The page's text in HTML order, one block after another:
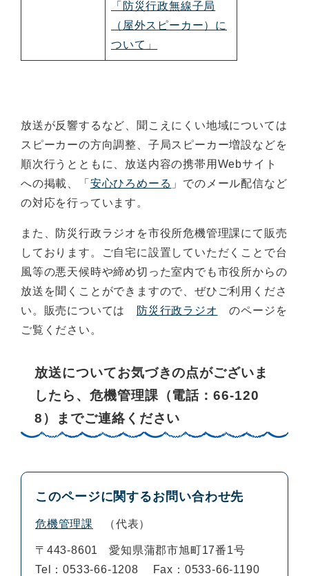
「防災行政無線子局
（屋外スピーカー）に
ついて」
放送が反響するなど、聞こえにくい地域については
スピーカーの方向調整、子局スピーカー増設などを
順次行うとともに、放送内容の携帯用Webサイト
への掲載、「 安心ひろめーる 」でのメール配信など
の対応を行っています。
また、防災行政ラジオを市役所危機管理課にて販売
しております。ご自宅に設置していただくことで台
風等の悪天候時や締め切った室内でも市役所からの
放送を聞くことができますので、ぜひご利用くださ
い。販売については
防災行政ラジオ のページを
ご覧ください。
放送についてお気づきの点がございま
したら、危機管理課（電話：66-120
8）までご連絡ください
このページに関するお問い合わせ先
危機管理課 代表
〒443-8601
愛知県蒲郡市旭町17番1号
Tel：0533-66-1208
Fax：0533-66-1190